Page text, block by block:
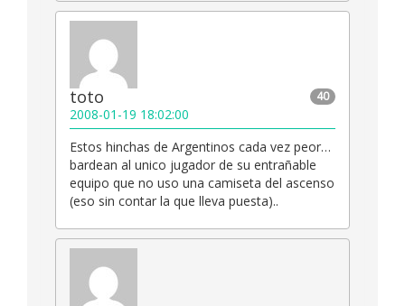
40
toto
2008-01-19 18:02:00
Estos hinchas de Argentinos cada vez peor…
bardean al unico jugador de su entrañable
equipo que no uso una camiseta del ascenso
(eso sin contar la que lleva puesta)..